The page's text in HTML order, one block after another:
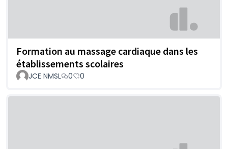
Formation au massage cardiaque dans les
établissements scolaires
JCE NMSL 0 0